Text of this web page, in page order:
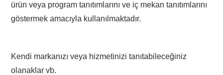
ürün veya program tanıtımlarını ve iç mekan tanıtımlarını
göstermek amacıyla kullanılmaktadır.
Kendi markanızı veya hizmetinizi tanıtabileceğiniz
olanaklar vb.